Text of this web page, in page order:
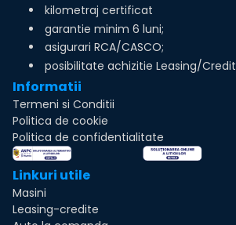
kilometraj certificat
garantie minim 6 luni;
asigurari RCA/CASCO;
posibilitate achizitie Leasing/Credit
Informatii
Termeni si Conditii
Politica de cookie
Politica de confidentialitate
Linkuri utile
Masini
Leasing-credite